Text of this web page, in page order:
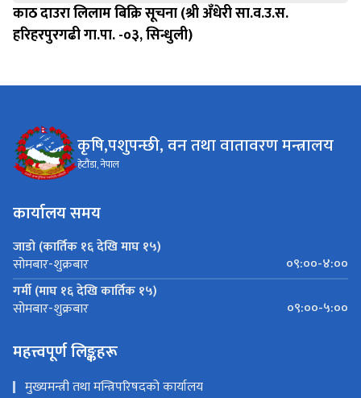
काठ दाउरा लिलाम बिक्रि सूचना (श्री अँधेरी सा.व.उ.स.
हरिहरपुरगढी गा.पा. -०३, सिन्धुली)
कृषि,पशुपन्छी, वन तथा वातावरण मन्त्रालय
हेटौंडा, नेपाल
कार्यालय समय
जाडो (कार्तिक १६ देखि माघ १५)
सोमबार-शुक्रबार
०९:००-४:००
गर्मी (माघ १६ देखि कार्तिक १५)
सोमबार-शुक्रबार ०९:००-५:००
महत्त्वपूर्ण लिङ्कहरू
मुख्यमन्त्री तथा मन्त्रिपरिषदको कार्यालय